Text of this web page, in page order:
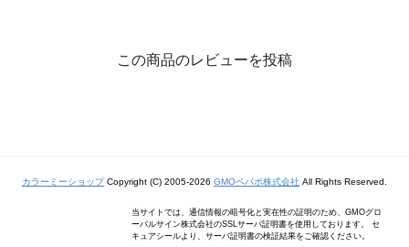
この商品のレビューを投稿
カラーミーショップCopyright (C) 2005-2026 GMOペパボ株式会社 All Rights Reserved.
当サイトでは、通信情報の暗号化と実在性の証明のため、GMOグロ
ーバルサイン株式会社のSSLサーバ証明書を使用しております。 セ
キュアシールより、サーバ証明書の検証結果をご確認ください。